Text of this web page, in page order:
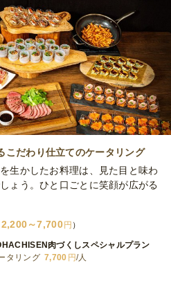
ドブル
けデリパーティプラン スタンダード
ドブル
2,370円/人
けデリパーティプラン フル
こだわり仕立てのケータリング
生かしたお料理は、見た目と味わ
ょう。ひと口ごとに笑顔が広がる
2,200～7,700 円
肉づくしスペシャルプラン
タリング 7,700 円/人